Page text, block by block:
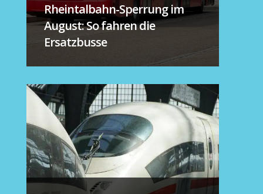
Rheintalbahn-Sperrung im
August: So fahren die
Ersatzbusse